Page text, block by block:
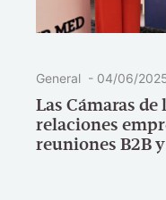
General - 04/06/
Las Cámaras
relaciones
reuniones B2B